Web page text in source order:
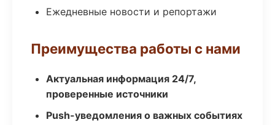
Ежедневные новости и репортажи
Преимущества работы с нами
Актуальная информация 24/7,
проверенные источники
Push-уведомления о важных событиях